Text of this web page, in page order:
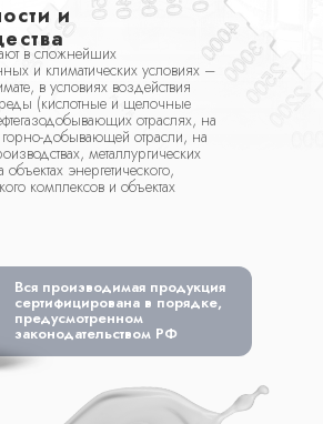
и
в сложнейших
и климатических условиях –
в условиях воздействия
(кислотные и щелочные
отраслях, на
добывающей отрасли, на
металлургических
энергетического,
комплексов и объектах
Вся производимая продукция
сертифицирована в порядке,
предусмотренном
законодательством РФ